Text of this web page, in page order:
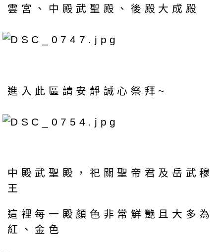
雲宮、中殿武聖殿、後殿大成殿
進入此區請安靜誠心祭拜~
中殿武聖殿，祀關聖帝君及岳武穆
王
這裡每一殿顏色非常鮮艷且大多為
紅、金色